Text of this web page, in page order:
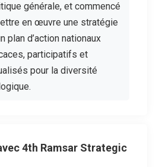
générale, et commencé
en œuvre une stratégie
plan d’action nationaux
participatifs et
pour la diversité
4th Ramsar Strategic